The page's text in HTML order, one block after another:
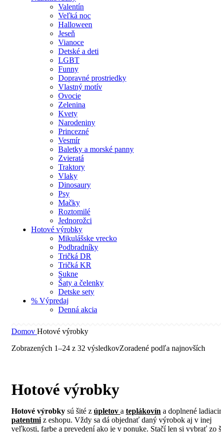
Valentín
Veľká noc
Halloween
Jeseň
Vianoce
Detské a deti
LGBT
Funny
Dopravné prostriedky
Vlastný motív
Ovocie
Zelenina
Kvety
Narodeniny
Princezné
Vesmír
Baletky a morské panny
Zvieratá
Traktory
Vlaky
Dinosaury
Psy
Mačky
Roztomilé
Jednorožci
Hotové výrobky
Mikulášske vrecko
Podbradníky
Tričká DR
Tričká KR
Sukne
Šaty a čelenky
Detske sety
% Výpredaj
Denná akcia
Domov Hotové výrobky
Zobrazených 1–24 z 32 výsledkovZoradené podľa najnovších
Hotové výrobky
Hotové výrobky sú šité z úpletov a teplákovín a doplnené
patentmi z eshopu. Vždy sa dá objednať daný výrobok aj v inej
veľkosti, farbe a prevedení ako je v ponuke. Stačí len si vybrať zo